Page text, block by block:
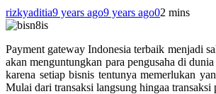
rizkyaditia9 years ago9 years ago02 mins
Payment gateway Indonesia terbaik menjadi
akan menguntungkan para pengusaha di
karena setiap bisnis tentunya memerlukan
Mulai dari transaksi langsung hingaa transaksi